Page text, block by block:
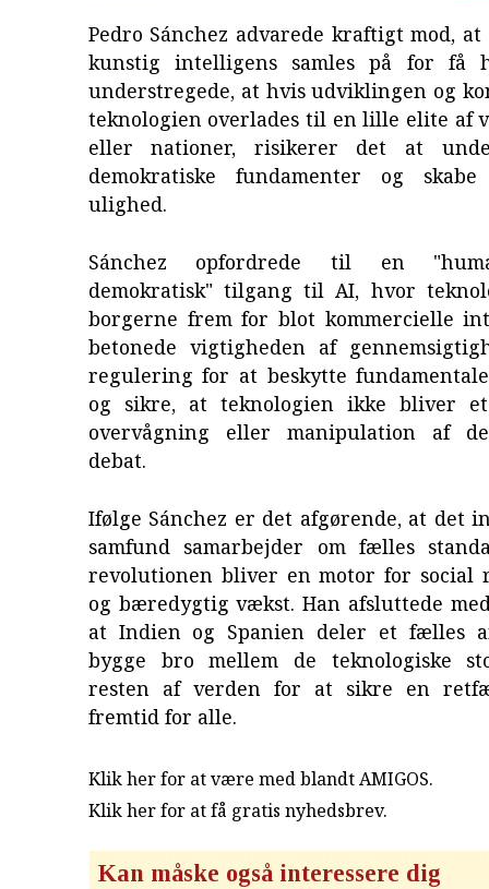
Pedro Sánchez advarede kraftigt mod,
kunstig intelligens samles på for få
understregede, at hvis udviklingen og
teknologien overlades til en lille elite af
eller nationer, risikerer det at
demokratiske fundamenter og
ulighed.
Sánchez opfordrede til en
demokratisk" tilgang til AI, hvor
borgerne frem for blot kommercielle
betonede vigtigheden af
regulering for at beskytte
og sikre, at teknologien ikke bliver
overvågning eller manipulation af
debat.
Ifølge Sánchez er det afgørende, at det
samfund samarbejder om fælles
revolutionen bliver en motor for social
og bæredygtig vækst. Han afsluttede
at Indien og Spanien deler et fælles
bygge bro mellem de teknologiske
resten af verden for at sikre en
fremtid for alle.
Klik her for at være med blandt AMIGOS.
Klik her for at få gratis nyhedsbrev.
Kan måske også interessere dig